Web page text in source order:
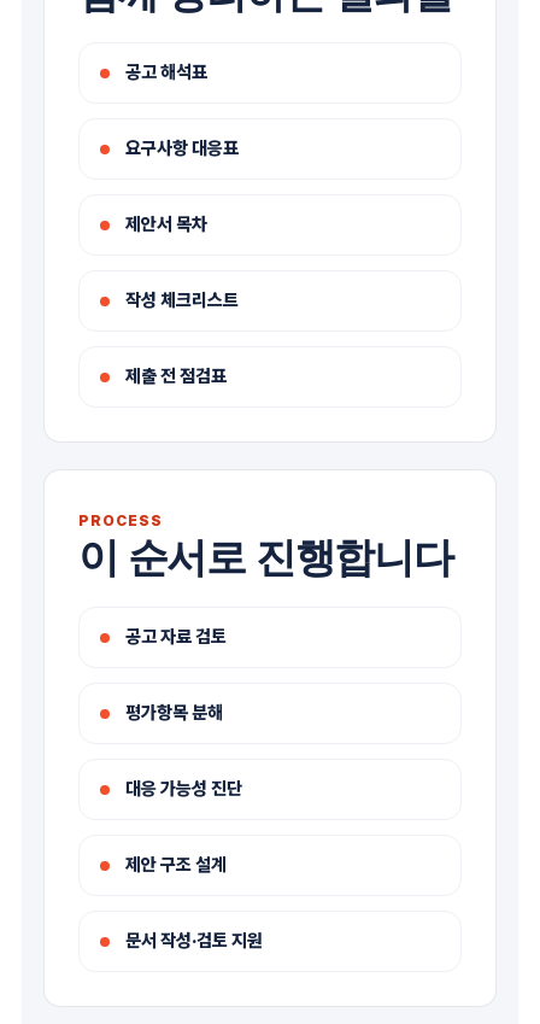
공고 해석표
요구사항 대응표
제안서 목차
작성 체크리스트
제출 전 점검표
PROCESS
이 순서로 진행합니다
공고 자료 검토
평가항목 분해
대응 가능성 진단
제안 구조 설계
문서 작성·검토 지원